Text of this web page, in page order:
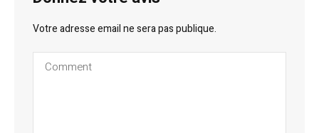
Votre adresse email ne sera pas publique.